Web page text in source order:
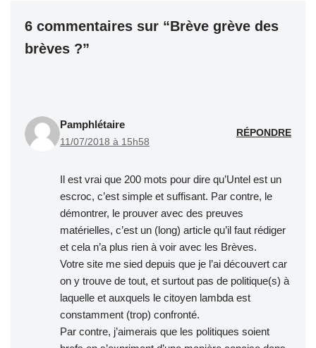
6 commentaires sur “Brève grève des
brèves ?”
Pamphlétaire
11/07/2018 à 15h58
RÉPONDRE
Il est vrai que 200 mots pour dire qu’Untel est un
escroc, c’est simple et suffisant. Par contre, le
démontrer, le prouver avec des preuves
matérielles, c’est un (long) article qu’il faut rédiger
et cela n’a plus rien à voir avec les Brèves.
Votre site me sied depuis que je l’ai découvert car
on y trouve de tout, et surtout pas de politique(s) à
laquelle et auxquels le citoyen lambda est
constamment (trop) confronté.
Par contre, j’aimerais que les politiques soient